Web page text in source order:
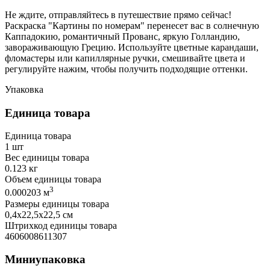
Не ждите, отправляйтесь в путешествие прямо сейчас!
Раскраска "Картины по номерам" перенесет вас в солнечную
Каппадокию, романтичный Прованс, яркую Голландию,
завораживающую Грецию. Используйте цветные карандаши,
фломастеры или капиллярные ручки, смешивайте цвета и
регулируйте нажим, чтобы получить подходящие оттенки.
Упаковка
Единица товара
Единица товара
1 шт
Вес единицы товара
0.123 кг
Объем единицы товара
0.000203 м3
Размеры единицы товара
0,4х22,5х22,5 см
Штрихкод единицы товара
4606008611307
Миниупаковка